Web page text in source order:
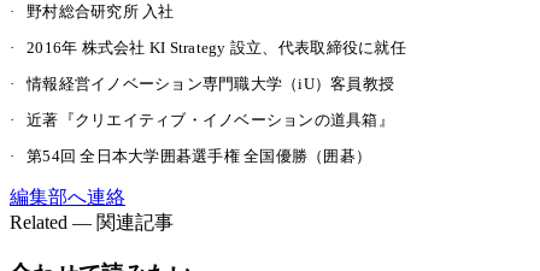
·
野村総合研究所 入社
·
2016年 株式会社 KI Strategy 設立、代表取締役に就任
·
情報経営イノベーション専門職大学（iU）客員教授
·
近著『クリエイティブ・イノベーションの道具箱』
·
第54回 全日本大学囲碁選手権 全国優勝（囲碁）
編集部へ連絡
Related — 関連記事